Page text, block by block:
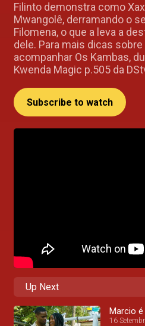
Filinto demonstra como
Mwangolê, derramando o
Filomena, o que a leva a
dele. Para mais dicas
acompanhar Os Kambas,
Kwenda Magic p.505 da
Subscribe to watch
Up Next
Marcio
16